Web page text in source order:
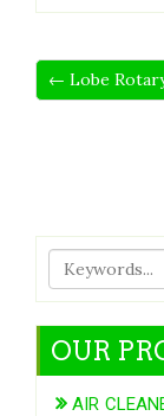
← Lobe
OUR
AIR